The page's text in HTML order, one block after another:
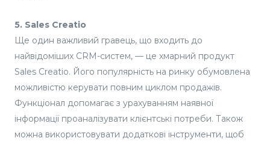
5. Sales Creatio
Ще один важливий гравець, що входить до
найвідоміших CRM-систем, — це хмарний продукт
Sales Creatio. Його популярність на ринку обумовлена
можливістю керувати повним циклом продажів.
Функціонал допомагає з урахуванням наявної
інформації проаналізувати клієнтські потреби. Також
можна використовувати додаткові інструменти, щоб